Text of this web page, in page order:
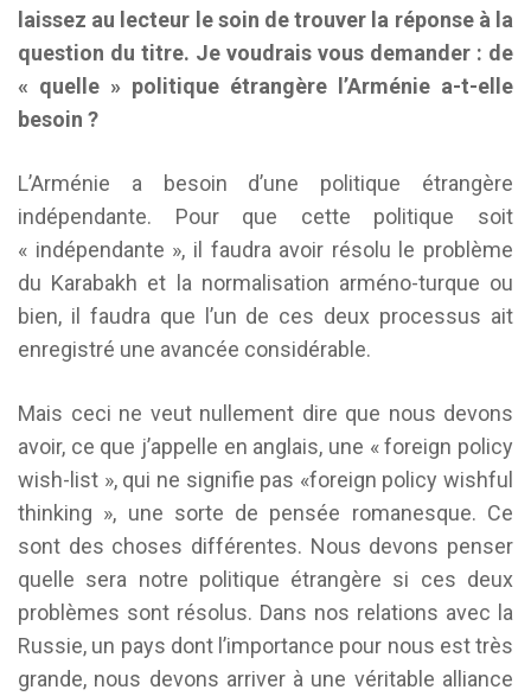
laissez au lecteur le soin de trouver la réponse à la
question du titre. Je voudrais vous demander : de
« quelle » politique étrangère l’Arménie a-t-elle
besoin ?
L’Arménie a besoin d’une politique étrangère
indépendante. Pour que cette politique soit
« indépendante », il faudra avoir résolu le problème
du Karabakh et la normalisation arméno-turque ou
bien, il faudra que l’un de ces deux processus ait
enregistré une avancée considérable.
Mais ceci ne veut nullement dire que nous devons
avoir, ce que j’appelle en anglais, une « foreign policy
wish-list », qui ne signifie pas «foreign policy wishful
thinking », une sorte de pensée romanesque. Ce
sont des choses différentes. Nous devons penser
quelle sera notre politique étrangère si ces deux
problèmes sont résolus. Dans nos relations avec la
Russie, un pays dont l’importance pour nous est très
grande, nous devons arriver à une véritable alliance